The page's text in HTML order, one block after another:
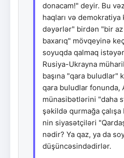
donacam!" deyir. Bu
haqları və demokratiya
dəyərlər" birdən "bir
baxarıq" mövqeyinə
soyuqda qalmaq
Rusiya-Ukrayna
başına "qara buludlar"
qara buludlar fonunda,
münasibətlərini "daha
şəkildə qurmağa
nin siyasətçiləri
nədir? Ya qaz, ya da
düşüncəsindədirlər.